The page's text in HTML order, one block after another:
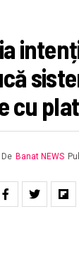
cu
De Banat NEWS